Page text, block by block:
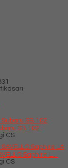
SB 102
CS
Saphire L....
CS